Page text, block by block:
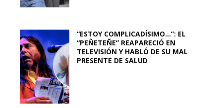
“ESTOY COMPLICADÍSIMO…”: EL
“PEÑETEÑE” REAPARECIÓ EN
TELEVISIÓN Y HABLÓ DE SU MAL
PRESENTE DE SALUD